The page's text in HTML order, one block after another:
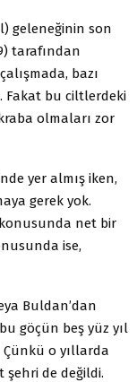
geleneğinin son
tarafından
bazı
Fakat bu ciltlerdeki
olmaları zor
yer almış iken,
gerek yok.
net bir
ise,
Buldan’dan
göçün beş yüz yıl
o yıllarda
şehri de değildi.